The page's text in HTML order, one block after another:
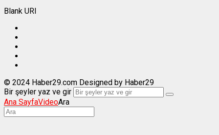
Blank URI
© 2024 Haber29.com Designed by Haber29
Bir şeyler yaz ve gir
Ana SayfaVideoAra